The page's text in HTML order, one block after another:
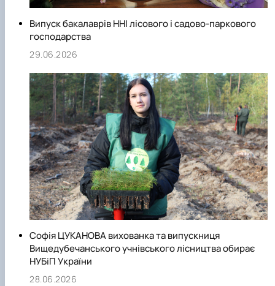
Випуск бакалаврів ННІ лісового і садово-паркового
господарства
29.06.2026
Софія ЦУКАНОВА вихованка та випускниця
Вищедубечанського учнівського лісництва обирає
НУБіП України
28.06.2026